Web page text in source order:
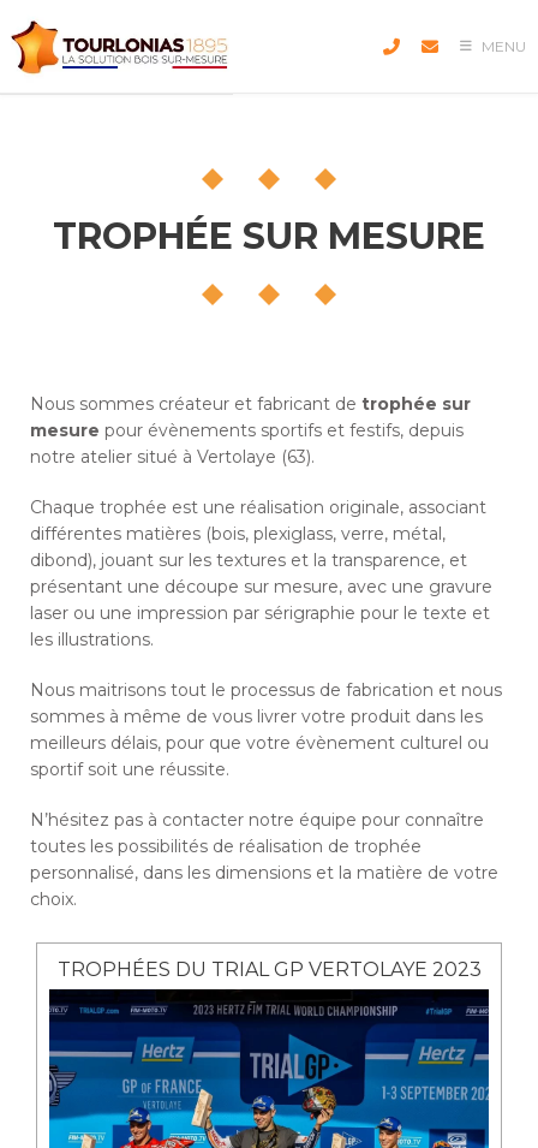
to
content
MENU
TROPHÉE SUR MESURE
Nous sommes créateur et fabricant de trophée sur
mesure pour évènements sportifs et festifs, depuis
notre atelier situé à Vertolaye (63).
Chaque trophée est une réalisation originale, associant
différentes matières (bois, plexiglass, verre, métal,
dibond), jouant sur les textures et la transparence, et
présentant une découpe sur mesure, avec une gravure
laser ou une impression par sérigraphie pour le texte et
les illustrations.
Nous maitrisons tout le processus de fabrication et nous
sommes à même de vous livrer votre produit dans les
meilleurs délais, pour que votre évènement culturel ou
sportif soit une réussite.
N’hésitez pas à contacter notre équipe pour connaître
toutes les possibilités de réalisation de trophée
personnalisé, dans les dimensions et la matière de votre
choix.
TROPHÉES DU TRIAL GP VERTOLAYE 2023